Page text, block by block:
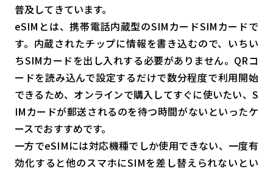
普及してきています。
eSIMとは、携帯電話内蔵型のSIMカードSIMカードで
す。内蔵されたチップに情報を書き込むので、いちい
ちSIMカードを出し入れする必要がありません。QRコ
ードを読み込んで設定するだけで数分程度で利用開始
できるため、オンラインで購入してすぐに使いたい、S
IMカードが郵送されるのを待つ時間がないといったケ
ースでおすすめです。
一方でeSIMには対応機種でしか使用できない、一度有
効化すると他のスマホにSIMを差し替えられないとい